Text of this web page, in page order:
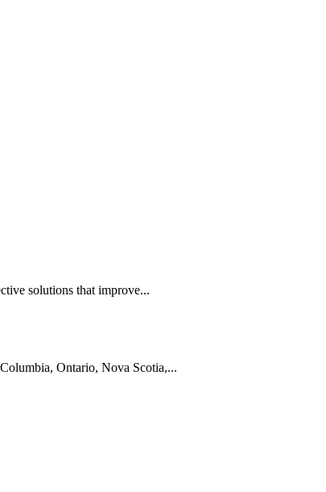
solutions that improve...
Ontario, Nova Scotia,...